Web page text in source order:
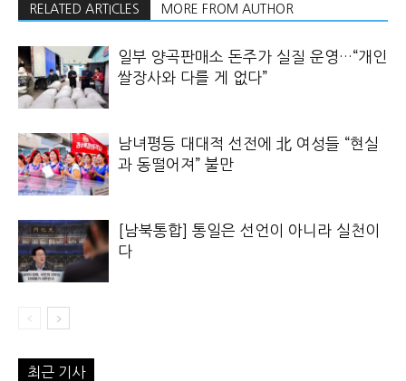
RELATED ARTICLES MORE FROM AUTHOR
일부 양곡판매소 돈주가 실질 운영…“개인
쌀장사와 다를 게 없다”
남녀평등 대대적 선전에 北 여성들 “현실
과 동떨어져” 불만
[남북통합] 통일은 선언이 아니라 실천이
다
최근 기사